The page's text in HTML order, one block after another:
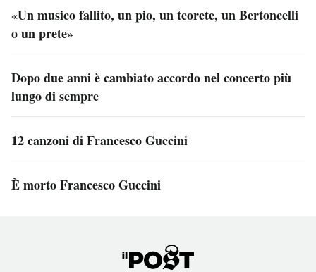
«Un musico fallito, un pio, un teorete, un Bertoncelli
o un prete»
Dopo due anni è cambiato accordo nel concerto più
lungo di sempre
12 canzoni di Francesco Guccini
È morto Francesco Guccini